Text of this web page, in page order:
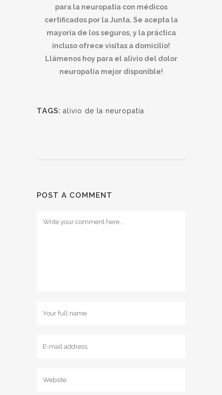
para la neuropatía con médicos
certificados por la Junta. Se acepta la
mayoría de los seguros, y la práctica
incluso ofrece visitas a domicilio!
Llámenos hoy para el alivio del dolor
neuropatía mejor disponible!
TAGS: alivio de la neuropatía
POST A COMMENT